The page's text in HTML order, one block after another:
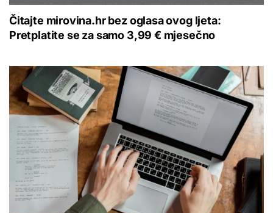
Čitajte mirovina.hr bez oglasa ovog ljeta:
Pretplatite se za samo 3,99 € mjesečno